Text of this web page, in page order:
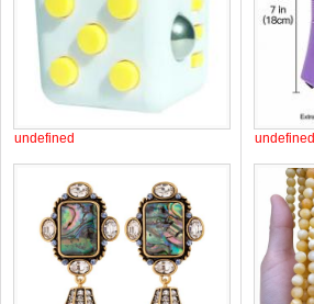
undefined undefined